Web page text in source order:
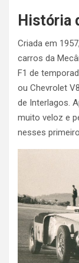
História
Criada em
carros da
F1 de
ou Chevrolet
de Interlagos.
muito veloz e
nesses